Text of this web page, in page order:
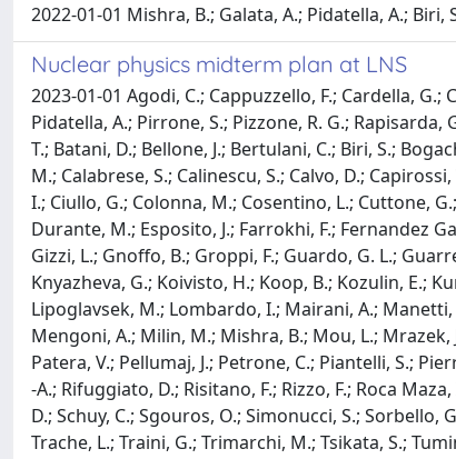
2022-01-01 Mishra, B.; Galata, A.; Pidatella, A.; Biri,
Nuclear physics midterm plan at LNS
2023-01-01 Agodi, C.; Cappuzzello, F.; Cardella,
Pidatella, A.; Pirrone, S.; Pizzone, R. G.; Rapisarda,
T.; Batani, D.; Bellone, J.; Bertulani, C.; Biri, S.;
M.; Calabrese, S.; Calinescu, S.; Calvo, D.;
I.; Ciullo, G.; Colonna, M.; Cosentino, L.; Cuttone,
Durante, M.; Esposito, J.; Farrokhi, F.; Fernandez
Gizzi, L.; Gnoffo, B.; Groppi, F.; Guardo, G. L.;
Knyazheva, G.; Koivisto, H.; Koop, B.; Kozulin, E.;
Lipoglavsek, M.; Lombardo, I.; Mairani, A.;
Mengoni, A.; Milin, M.; Mishra, B.; Mou, L.; Mrazek,
Patera, V.; Pellumaj, J.; Petrone, C.; Piantelli, S.;
-A.; Rifuggiato, D.; Risitano, F.; Rizzo, F.; Roca
D.; Schuy, C.; Sgouros, O.; Simonucci, S.; Sorbello,
Trache, L.; Traini, G.; Trimarchi, M.; Tsikata, S.;